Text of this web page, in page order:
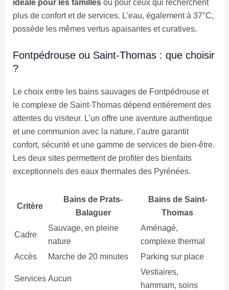
idéale pour les famillesou pour ceux qui recherchent
plus de confort et de services. L’eau, également à 37°C,
possède les mêmes vertus apaisantes et curatives.
Fontpédrouse ou Saint-Thomas : que choisir
?
Le choix entre les bains sauvages de Fontpédrouse et
le complexe de Saint-Thomas dépend entièrement des
attentes du visiteur. L’un offre une aventure authentique
et une communion avec la nature, l’autre garantit
confort, sécurité et une gamme de services de bien-être.
Les deux sites permettent de profiter des bienfaits
exceptionnels des eaux thermales des Pyrénées.
Critère
Bains de Prats-
Balaguer
Bains de Saint-
Thomas
Cadre
Sauvage, en pleine
nature
Aménagé,
complexe thermal
Accès
Marche de 20 minutes Parking sur place
Services Aucun
Vestiaires,
hammam, soins